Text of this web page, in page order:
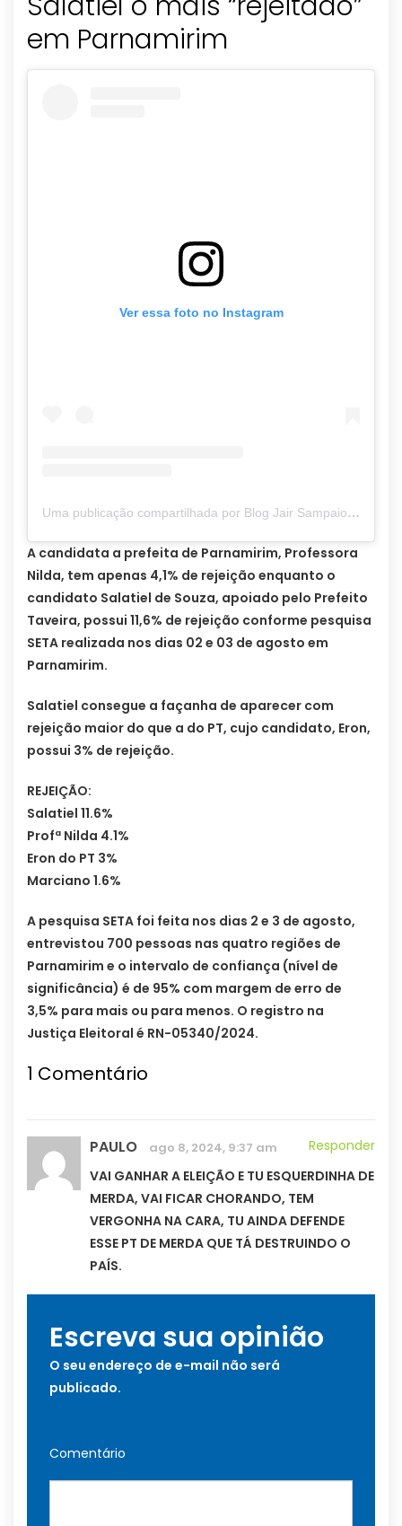
em Parnamirim
Ver essa foto no Instagram
Uma publicação compartilhada por Blog Jair Sampaio (@blogjairsampaio_)
A candidata a prefeita de Parnamirim, Professora
Nilda, tem apenas 4,1% de rejeição enquanto o
candidato Salatiel de Souza, apoiado pelo Prefeito
Taveira, possui 11,6% de rejeição conforme pesquisa
SETA realizada nos dias 02 e 03 de agosto em
Parnamirim.
Salatiel consegue a façanha de aparecer com
rejeição maior do que a do PT, cujo candidato, Eron,
possui 3% de rejeição.
REJEIÇÃO:
Salatiel 11.6%
Profª Nilda 4.1%
Eron do PT 3%
Marciano 1.6%
A pesquisa SETA foi feita nos dias 2 e 3 de agosto,
entrevistou 700 pessoas nas quatro regiões de
Parnamirim e o intervalo de confiança (nível de
significância) é de 95% com margem de erro de
3,5% para mais ou para menos. O registro na
Justiça Eleitoral é RN-05340/2024.
1 Comentário
PAULO ago 8, 2024, 9:37 am
Responder
VAI GANHAR A ELEIÇÃO E TU ESQUERDINHA DE
MERDA, VAI FICAR CHORANDO, TEM
VERGONHA NA CARA, TU AINDA DEFENDE
ESSE PT DE MERDA QUE TÁ DESTRUINDO O
PAÍS.
Escreva sua opinião
O seu endereço de e-mail não será
publicado.
Comentário